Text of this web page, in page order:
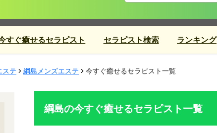
すぐ癒せるセラピスト セラピスト検索 ランキング
ステ 綱島メンズエステ 今すぐ癒せるセラピスト一覧
綱島の今すぐ癒せるセラピスト一覧